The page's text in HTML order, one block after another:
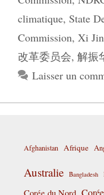
climatique, State
Commission, Xi
改革委员会, 解振
Laisser un
Afghanistan Afrique
Australie Bangladesh